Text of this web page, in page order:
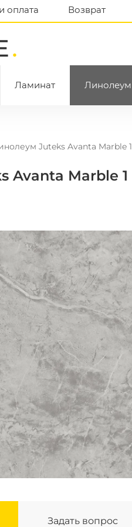
оплата Возврат
Ламинат Линолеум
Juteks Avanta Marble 1
Avanta Marble 1
Juteks
Задать вопрос